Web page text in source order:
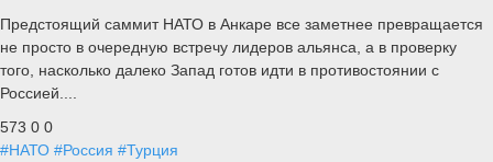
Предстоящий саммит НАТО в Анкаре все заметнее превращается
не просто в очередную встречу лидеров альянса, а в проверку
того, насколько далеко Запад готов идти в противостоянии с
Россией....
573 0 0
#НАТО #Россия #Турция